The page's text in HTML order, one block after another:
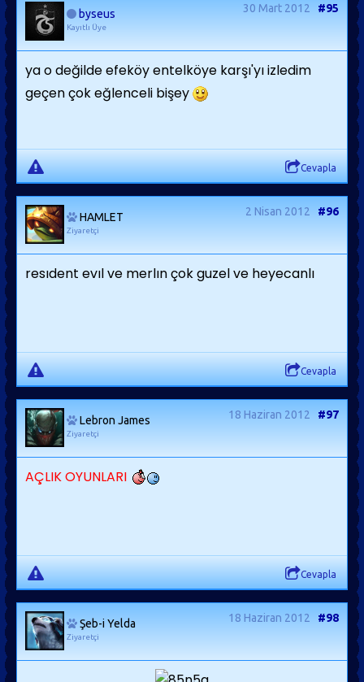
byseus
Kayıtlı Üye
30 Mart 2012 #95
ya o değilde efeköy entelköye karşı'yı izledim
geçen çok eğlenceli bişey
Cevapla
HAMLET
Ziyaretçi
2 Nisan 2012 #96
resıdent evıl ve merlın çok guzel ve heyecanlı
Cevapla
Lebron James
Ziyaretçi
18 Haziran 2012 #97
AÇLIK OYUNLARI
Cevapla
Şeb-i Yelda
Ziyaretçi
18 Haziran 2012 #98